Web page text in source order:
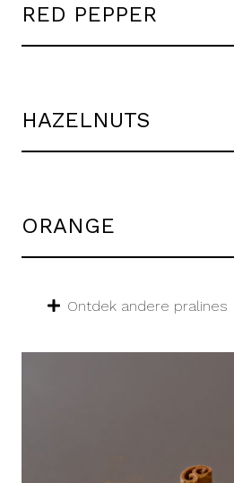
RED PEPPER
HAZELNUTS
ORANGE
Ontdek andere pralines